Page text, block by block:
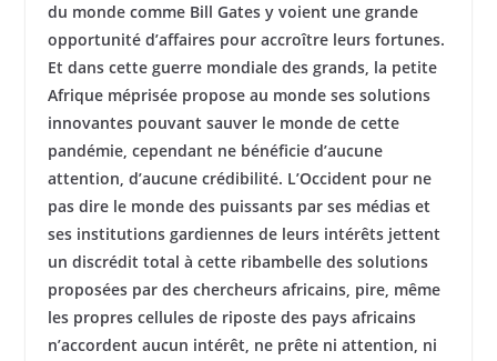
du monde comme Bill Gates y voient une grande
opportunité d’affaires pour accroître leurs fortunes.
Et dans cette guerre mondiale des grands, la petite
Afrique méprisée propose au monde ses solutions
innovantes pouvant sauver le monde de cette
pandémie, cependant ne bénéficie d’aucune
attention, d’aucune crédibilité. L’Occident pour ne
pas dire le monde des puissants par ses médias et
ses institutions gardiennes de leurs intérêts jettent
un discrédit total à cette ribambelle des solutions
proposées par des chercheurs africains, pire, même
les propres cellules de riposte des pays africains
n’accordent aucun intérêt, ne prête ni attention, ni